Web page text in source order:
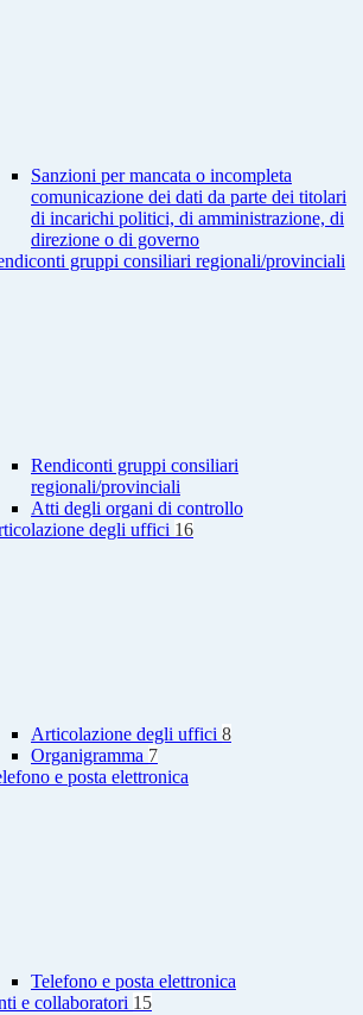
Sanzioni per mancata o incompleta
comunicazione dei dati da parte dei titolari
di incarichi politici, di amministrazione, di
direzione o di governo
gruppi consiliari regionali/provinciali
Rendiconti gruppi consiliari
regionali/provinciali
Atti degli organi di controllo
degli uffici 16
Articolazione degli uffici 8
Organigramma 7
e posta elettronica
Telefono e posta elettronica
e collaboratori 15